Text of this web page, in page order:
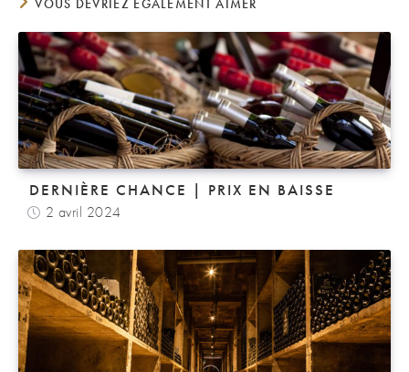
VOUS DEVRIEZ ÉGALEMENT AIMER
DERNIÈRE CHANCE | PRIX EN BAISSE
2 avril 2024